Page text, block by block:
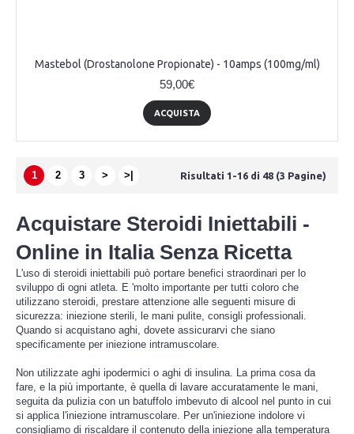
Mastebol (Drostanolone Propionate) - 10amps (100mg/ml)
59,00€
ACQUISTA
1 2 3 > >| Risultati 1-16 di 48 (3 Pagine)
Acquistare Steroidi Iniettabili -
Online in Italia Senza Ricetta
L'uso di steroidi iniettabili può portare benefici straordinari per lo
sviluppo di ogni atleta. E 'molto importante per tutti coloro che
utilizzano steroidi, prestare attenzione alle seguenti misure di
sicurezza: iniezione sterili, le mani pulite, consigli professionali.
Quando si acquistano aghi, dovete assicurarvi che siano
specificamente per iniezione intramuscolare.
Non utilizzate aghi ipodermici o aghi di insulina. La prima cosa da
fare, e la più importante, è quella di lavare accuratamente le mani,
seguita da pulizia con un batuffolo imbevuto di alcool nel punto in cui
si applica l'iniezione intramuscolare. Per un'iniezione indolore vi
consigliamo di riscaldare il contenuto della iniezione alla temperatura